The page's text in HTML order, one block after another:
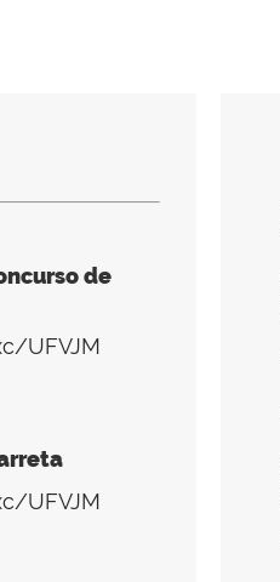
de
UFVJM
UFVJM